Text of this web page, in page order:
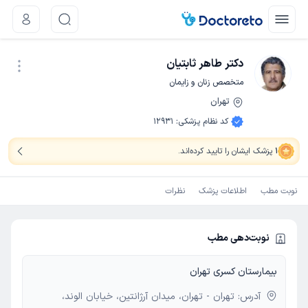
دکتر طاهر ثابتیان
متخصص زنان و زایمان
تهران
کد نظام پزشکی:
12931
1 پزشک ایشان را تایید کرده‌اند.
نوبت مطب اطلاعات پزشک نظرات
نوبت‌دهی مطب
بیمارستان کسری تهران
آدرس: تهران - تهران، میدان آرژانتین، خیابان الوند،